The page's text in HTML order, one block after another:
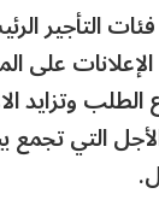
التأجير
على
وتزايد
التي تجمع